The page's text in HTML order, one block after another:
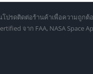
ปรดติดต่อร้านค้าเพื่อความถูกต้
จาก FAA, NASA Space